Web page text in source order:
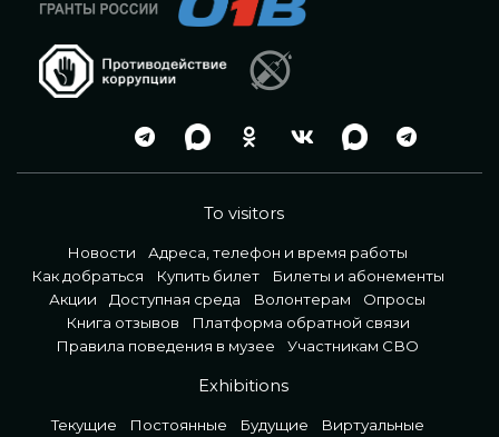
To visitors
Новости
Адреса, телефон и время работы
Как добраться
Купить билет
Билеты и абонементы
Акции
Доступная среда Волонтерам
Опросы
Книга отзывов
Платформа обратной связи
Правила поведения в музее
Участникам СВО
Exhibitions
Текущие Постоянные Будущие
Виртуальные